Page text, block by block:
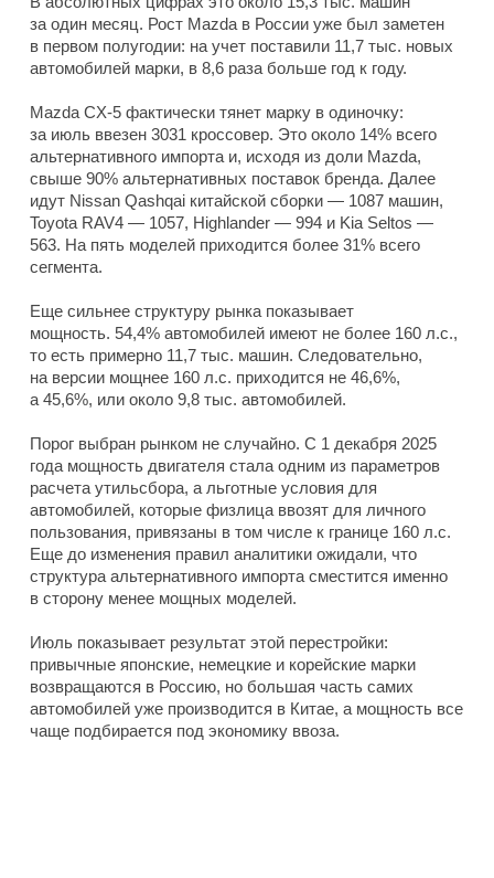
за один месяц. Рост Mazda в России уже был заметен
в первом полугодии: на учет поставили 11,7 тыс. новых
автомобилей марки, в 8,6 раза больше год к году.
Mazda CX-5 фактически тянет марку в одиночку:
за июль ввезен 3031 кроссовер. Это около 14% всего
альтернативного импорта и, исходя из доли Mazda,
свыше 90% альтернативных поставок бренда. Далее
идут Nissan Qashqai китайской сборки — 1087 машин,
Toyota RAV4 — 1057, Highlander — 994 и Kia Seltos —
563. На пять моделей приходится более 31% всего
сегмента.
Еще сильнее структуру рынка показывает
мощность. 54,4% автомобилей имеют не более 160 л.с.,
то есть примерно 11,7 тыс. машин. Следовательно,
на версии мощнее 160 л.с. приходится не 46,6%,
а 45,6%, или около 9,8 тыс. автомобилей.
Порог выбран рынком не случайно. С 1 декабря 2025
года мощность двигателя стала одним из параметров
расчета утильсбора, а льготные условия для
автомобилей, которые физлица ввозят для личного
пользования, привязаны в том числе к границе 160 л.с.
Еще до изменения правил аналитики ожидали, что
структура альтернативного импорта сместится именно
в сторону менее мощных моделей.
Июль показывает результат этой перестройки:
привычные японские, немецкие и корейские марки
возвращаются в Россию, но большая часть самих
автомобилей уже производится в Китае, а мощность все
чаще подбирается под экономику ввоза.